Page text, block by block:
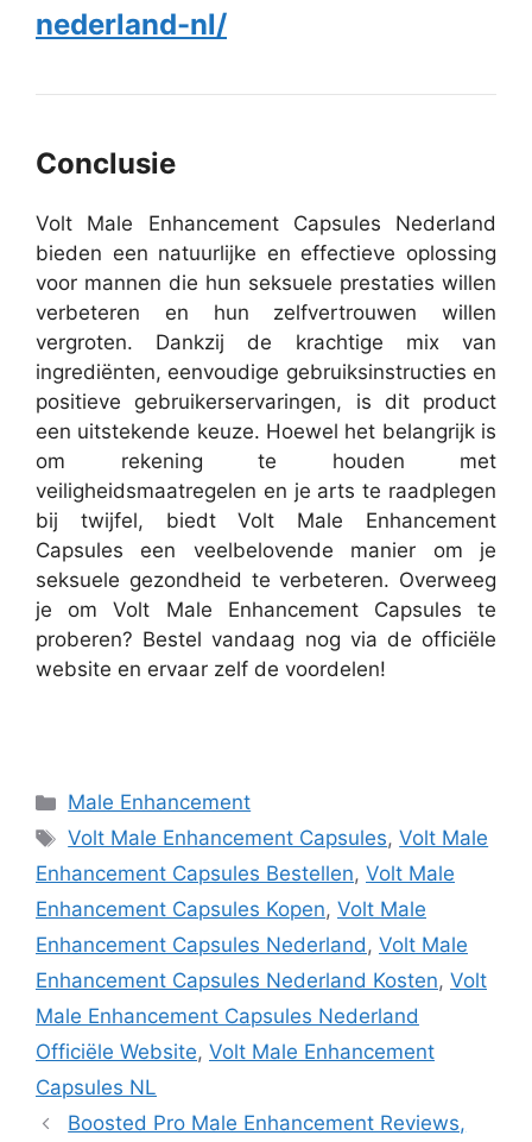
nederland-nl/
Conclusie
Volt Male Enhancement Capsules Nederland
bieden een natuurlijke en effectieve oplossing
voor mannen die hun seksuele prestaties willen
verbeteren en hun zelfvertrouwen willen
vergroten. Dankzij de krachtige mix van
ingrediënten, eenvoudige gebruiksinstructies en
positieve gebruikerservaringen, is dit product
een uitstekende keuze. Hoewel het belangrijk is
om rekening te houden met
veiligheidsmaatregelen en je arts te raadplegen
bij twijfel, biedt Volt Male Enhancement
Capsules een veelbelovende manier om je
seksuele gezondheid te verbeteren. Overweeg
je om Volt Male Enhancement Capsules te
proberen? Bestel vandaag nog via de officiële
website en ervaar zelf de voordelen!
Categories
Male Enhancement
Tags
Volt Male Enhancement Capsules,Volt Male
Enhancement Capsules Bestellen, Volt Male
Enhancement Capsules Kopen, Volt Male
Enhancement Capsules Nederland, Volt Male
Enhancement Capsules Nederland Kosten, Volt
Male Enhancement Capsules Nederland
Officiële Website, Volt Male Enhancement
Capsules NL
Boosted Pro Male Enhancement Reviews,